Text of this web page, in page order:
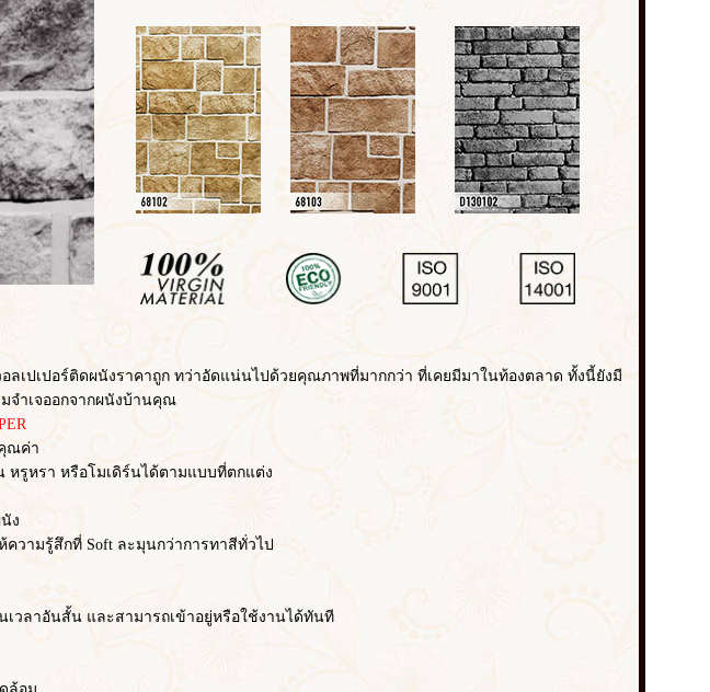
ลเปเปอร์ติดผนังราคาถูก ทว่าอัดแน่นไปด้วยคุณภาพที่มากกว่า ที่เคยมีมาในท้องตลาด ทั้งนี้ยังมี
จำเจออกจากผนังบ้านคุณ
ณค่า
หรา หรือโมเดิร์นได้ตามแบบที่ตกแต่ง
ง
ามรู้สึกที่ Soft ละมุนกว่าการทาสีทั่วไป
ลาอันสั้น และสามารถเข้าอยู่หรือใช้งานได้ทันที